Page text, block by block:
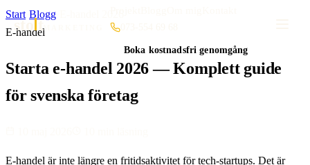
sto tMARKETING 073-554 69 68
Boka kostnadsfri genomgång
Start Blogg
E-handel
Starta e-handel 2026 — Komplett guide
för svenska företag
E-handel är inte längre en fritidsaktivitet för tech-startups. Det är